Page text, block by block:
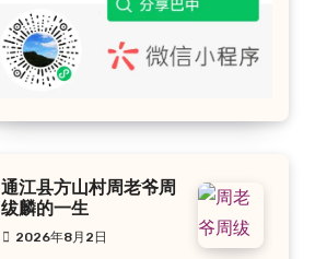
通江县方山村周老爷周
绂麟的一生
2026年8月2日